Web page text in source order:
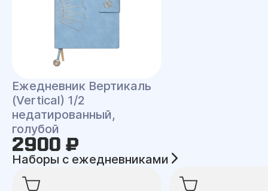
Ежедневник Вертикаль
(Vertical) 1/2
недатированный,
голубой
2900 ₽
Наборы с ежедневниками